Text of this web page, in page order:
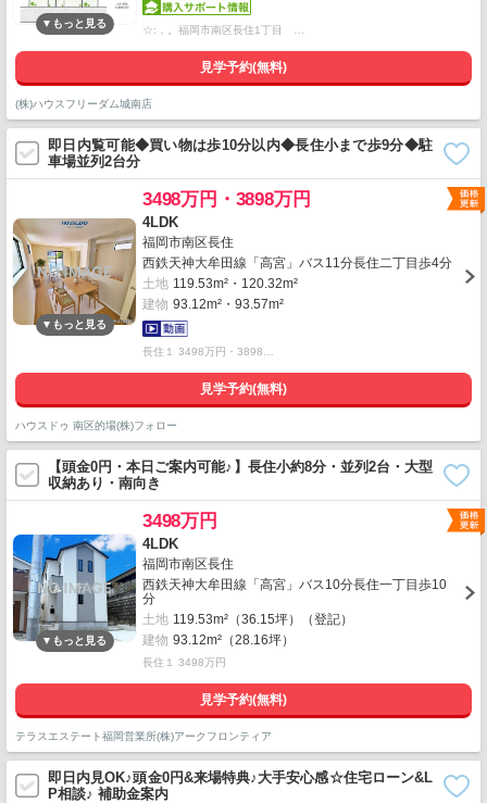
☆:．。福岡市南区長住1丁目 …
見学予約(無料)
(株)ハウスフリーダム城南店
即日内覧可能◆買い物は歩10分以内◆長住小まで歩9分◆駐
車場並列2台分
3498万円・3898万円
4LDK
福岡市南区長住
西鉄天神大牟田線「高宮」バス11分長住二丁目歩4分
土地 119.53m²・120.32m²
建物 93.12m²・93.57m²
長住１ 3498万円・3898…
見学予約(無料)
ハウスドゥ 南区的場(株)フォロー
【頭金0円・本日ご案内可能♪】長住小約8分・並列2台・大型
収納あり・南向き
3498万円
4LDK
福岡市南区長住
西鉄天神大牟田線「高宮」バス10分長住一丁目歩10
分
土地 119.53m²（36.15坪）（登記）
建物 93.12m²（28.16坪）
長住１ 3498万円
見学予約(無料)
テラスエステート福岡営業所(株)アークフロンティア
即日内見OK♪頭金0円&来場特典♪大手安心感☆住宅ローン&L
P相談♪ 補助金案内